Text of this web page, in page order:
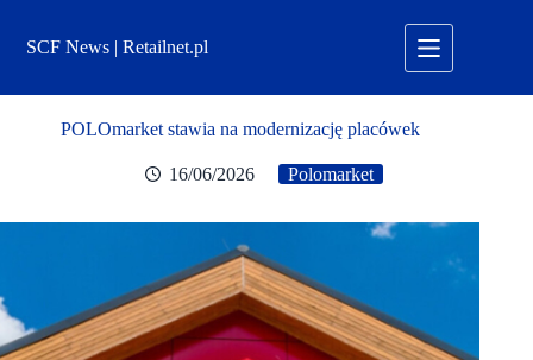
treściSCF News | Retailnet.pl
POLOmarket stawia na modernizację placówek
16/06/2026 Polomarket